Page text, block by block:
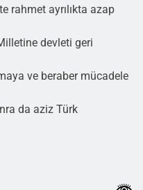
rahmet ayrılıkta azap
devleti geri
ve beraber mücadele
da aziz Türk